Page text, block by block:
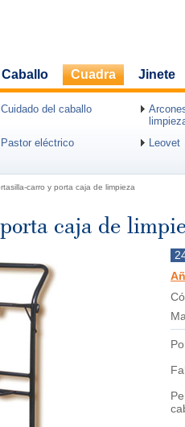
Caballo Cuadra Jinete
Cuidado del caballo
Pastor eléctrico
Leovet
carro y porta caja de limpieza
caja de